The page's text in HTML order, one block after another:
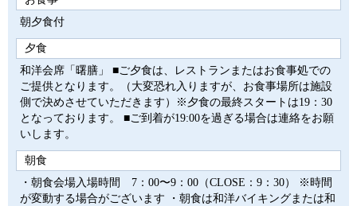
朝夕食付
夕食
和洋会席「曙膳」 ■ご夕食は、レストランまたはお食事処での
ご提供となります。（大変恐れ入りますが、お食事場所は施設
側で決めさせていただきます）※夕食の最終スタートは19：30
となっております。 ■ご到着が19:00を過ぎる場合は連絡をお願
いします。
朝食
・朝食会場入場時間 7：00〜9：00（CLOSE：9：30） ※時間
が変動する場合がございます ・朝食は和洋バイキングまたは和